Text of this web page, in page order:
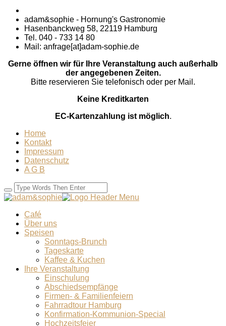
adam&sophie - Hornung's Gastronomie
Hasenbanckweg 58, 22119 Hamburg
Tel. 040 - 733 14 80
Mail: anfrage[at]adam-sophie.de
Gerne öffnen wir für Ihre Veranstaltung auch außerhalb
der angegebenen Zeiten.
Bitte reservieren Sie telefonisch oder per Mail.
Keine Kreditkarten
EC-Kartenzahlung ist möglich.
Home
Kontakt
Impressum
Datenschutz
A G B
Café
Über uns
Speisen
Sonntags-Brunch
Tageskarte
Kaffee & Kuchen
Ihre Veranstaltung
Einschulung
Abschiedsempfänge
Firmen- & Familienfeiern
Fahrradtour Hamburg
Konfirmation-Kommunion-Special
Hochzeitsfeier